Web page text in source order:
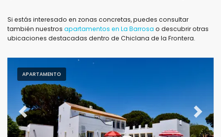
Si estás interesado en zonas concretas, puedes consultar
también nuestros apartamentos en La Barrosa o descubrir otras
ubicaciones destacadas dentro de Chiclana de la Frontera.
APARTAMENTO
Previous Next